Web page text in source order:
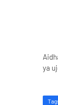
ya